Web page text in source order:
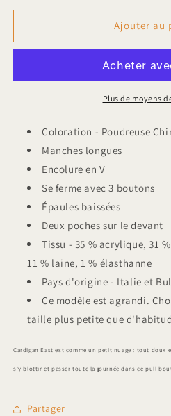
quantité
American
East
quantité
American
Cardigan
East
Poudreuse
Ajouter au
Plus de moyens
Coloration - Poudreuse
Manches longues
Encolure en V
Se ferme avec 3 boutons
Épaules baissées
Deux poches sur le devant
Tissu - 35 % acrylique, 31
11 % laine, 1 % élasthanne
Pays d'origine - Italie et
Ce modèle est agrandi.
taille plus petite que
Cardigan East est comme un petit nuage : tout doux
s'y blottir et passer toute la journée dans ce pull
Partager